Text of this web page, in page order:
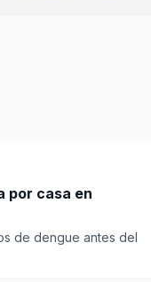
por casa en
de dengue antes del